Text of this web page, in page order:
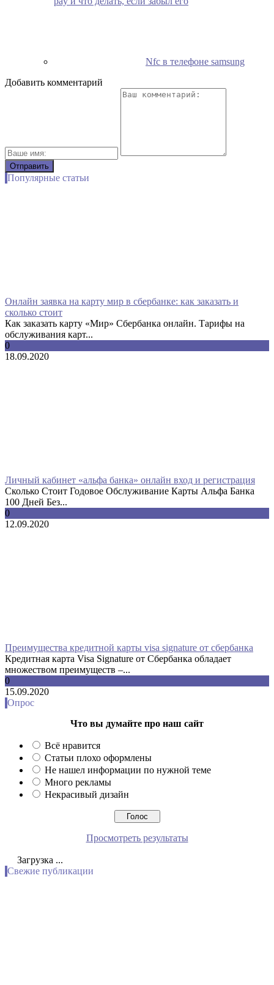
Nfc в телефоне samsung
Добавить комментарий
Популярные статьи
Онлайн заявка на карту мир в сбербанке: как заказать и
сколько стоит
Как заказать карту «Мир» Сбербанка онлайн. Тарифы на
обслуживания карт...
0
18.09.2020
Личный кабинет «альфа банка» онлайн вход и регистрация
Сколько Стоит Годовое Обслуживание Карты Альфа Банка
100 Дней Без...
0
12.09.2020
Преимущества кредитной карты visa signature от сбербанка
Кредитная карта Visa Signature от Сбербанка обладает
множеством преимуществ –...
0
15.09.2020
Опрос
Что вы думайте про наш сайт
Всё нравится
Статьи плохо оформлены
Не нашел информации по нужной теме
Много рекламы
Некрасивый дизайн
Просмотреть результаты
Загрузка ...
Свежие публикации